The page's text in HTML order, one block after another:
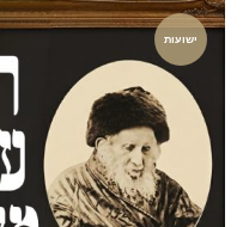
ישועות